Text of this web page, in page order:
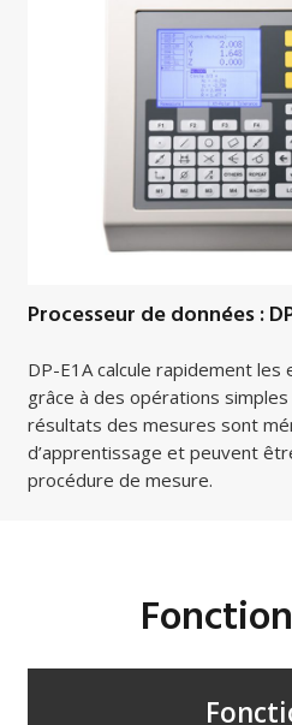
Processeur de données :
DP-E1A calcule rapidement
grâce à des opérations
résultats des mesures sont
d’apprentissage et peuvent
procédure de mesure.
Fonction de